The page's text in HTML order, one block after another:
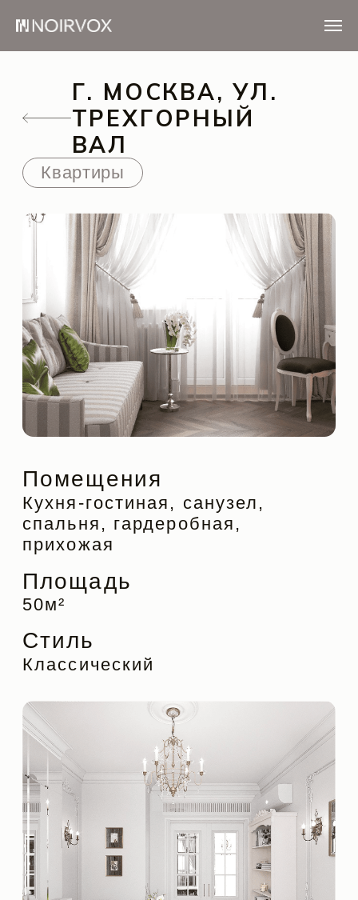
ТРЕХГОРНЫЙ
ВАЛ
Квартиры
Классический
50м²
Площадь
Кухня-гостиная, санузел,
спальня, гардеробная,
прихожая
Помещения